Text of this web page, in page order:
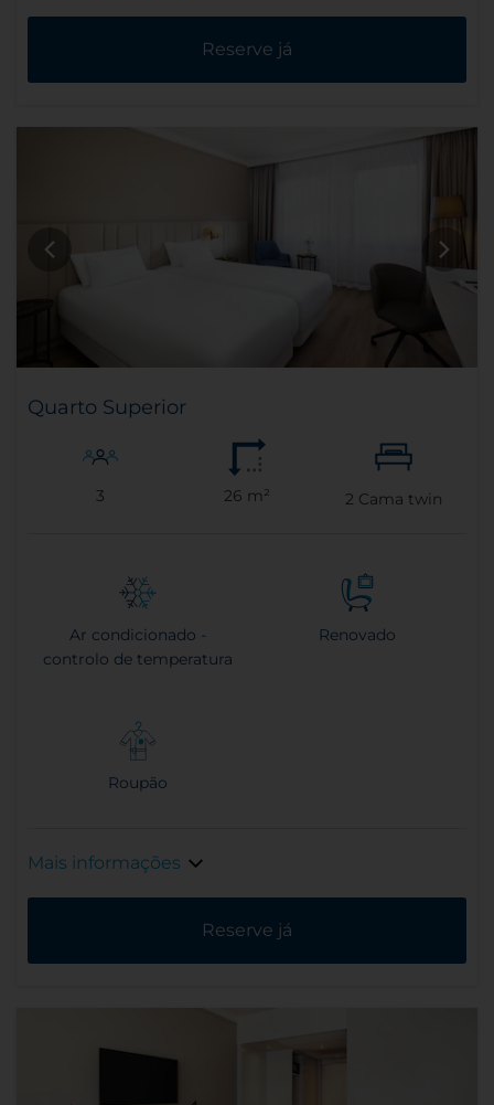
Reserve já
Quarto Superior
3 26 m² 2 Cama twin
Ar condicionado -
controlo de temperatura
Renovado
Roupão
Mais informações
Reserve já